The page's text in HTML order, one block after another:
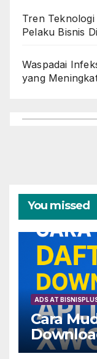
Tren
Pelaku Bisnis
Waspadai
yang
You missed
ADS AT
Cara